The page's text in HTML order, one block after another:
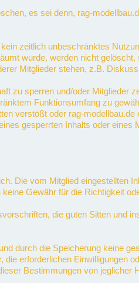
es sei denn, rag-
zeitlich unbeschränktes
wurde, werden nicht
Mitglieder stehen, z.B.
zu sperren und/oder Mitglieder
Funktionsumfang zu
verstößt oder rag-
gesperrten Inhalts oder eines
Die vom Mitglied eingestellten
Gewähr für die Richtigkeit
die guten Sitten und
durch die Speicherung keine
erforderlichen Einwilligungen
Bestimmungen von jeglicher